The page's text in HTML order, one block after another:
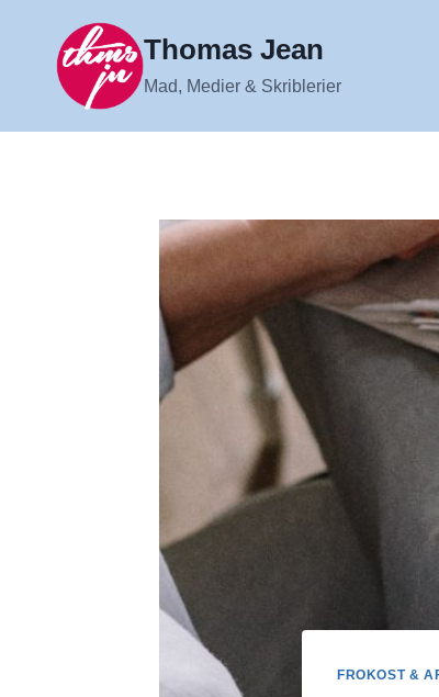
indhold
Thomas Jean
Mad, Medier & Skriblerier
FROKOST &